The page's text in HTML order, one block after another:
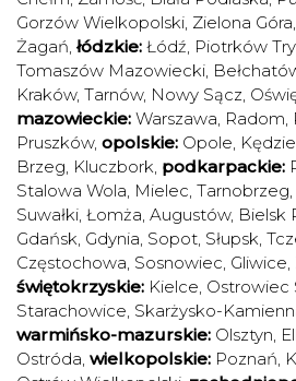
Gorzów Wielkopolski, Zielona Góra,
Żagań, łódzkie: Łódź, Piotrków
Tomaszów Mazowiecki,
Kraków, Tarnów, Nowy Sącz,
mazowieckie: Warszawa, Radom,
Pruszków, opolskie: Opole,
Brzeg, Kluczbork, podkarpackie:
Stalowa Wola, Mielec, Tarnobrzeg,
Suwałki, Łomża, Augustów, Bielsk
Gdańsk, Gdynia, Sopot, Słupsk,
Częstochowa, Sosnowiec, Gliwice,
świętokrzyskie: Kielce, Ostrowiec
Starachowice, Skarżysko-
warmińsko-mazurskie: Olsztyn,
Ostróda, wielkopolskie: Poznań,